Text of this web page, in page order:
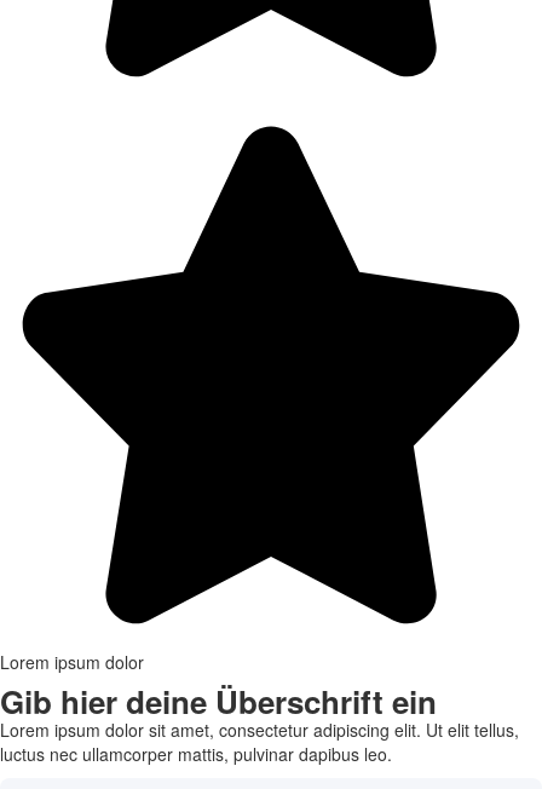
Lorem ipsum dolor
Gib hier deine Überschrift ein
Lorem ipsum dolor sit amet, consectetur adipiscing elit. Ut elit tellus,
luctus nec ullamcorper mattis, pulvinar dapibus leo.